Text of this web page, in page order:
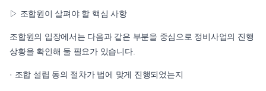
▷ 조합원이 살펴야 할 핵심 사항
조합원의 입장에서는 다음과 같은 부분을 중심으로 정비사업의 진행
상황을 확인해 둘 필요가 있습니다.
· 조합 설립 동의 절차가 법에 맞게 진행되었는지